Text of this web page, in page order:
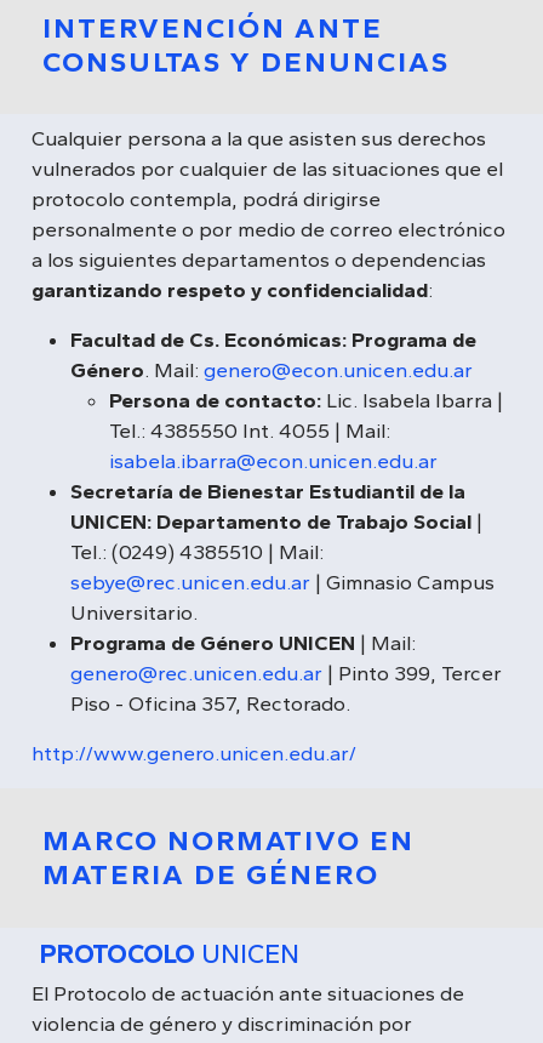
INTERVENCIÓN ANTE
CONSULTAS Y DENUNCIAS
Cualquier persona a la que asisten sus derechos
vulnerados por cualquier de las situaciones que el
protocolo contempla, podrá dirigirse
personalmente o por medio de correo electrónico
a los siguientes departamentos o dependencias
garantizando respeto y confidencialidad:
Facultad de Cs. Económicas: Programa de
Género. Mail: genero@econ.unicen.edu.ar
Persona de contacto:Lic. Isabela Ibarra |
Tel.: 4385550 Int. 4055 | Mail:
isabela.ibarra@econ.unicen.edu.ar
Secretaría de Bienestar Estudiantil de la
UNICEN: Departamento de Trabajo Social|
Tel.: (0249) 4385510 | Mail:
sebye@rec.unicen.edu.ar| Gimnasio Campus
Universitario.
Programa de Género UNICEN | Mail:
genero@rec.unicen.edu.ar| Pinto 399, Tercer
Piso - Oficina 357, Rectorado.
http://www.genero.unicen.edu.ar/
MARCO NORMATIVO EN
MATERIA DE GÉNERO
PROTOCOLO UNICEN
El Protocolo de actuación ante situaciones de
violencia de género y discriminación por